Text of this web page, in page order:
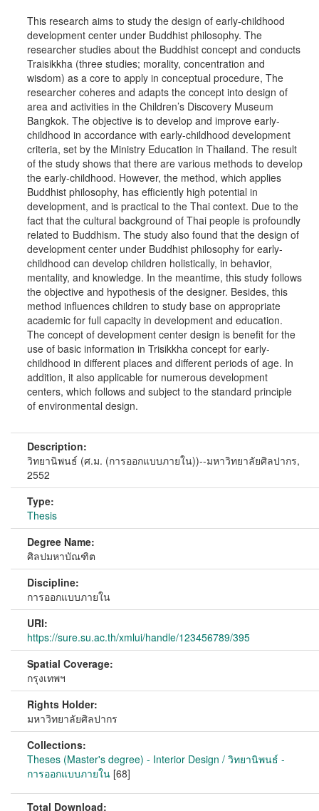
This research aims to study the design of early-childhood
development center under Buddhist philosophy. The
researcher studies about the Buddhist concept and conducts
Traisikkha (three studies; morality, concentration and
wisdom) as a core to apply in conceptual procedure, The
researcher coheres and adapts the concept into design of
area and activities in the Children’s Discovery Museum
Bangkok. The objective is to develop and improve early-
childhood in accordance with early-childhood development
criteria, set by the Ministry Education in Thailand. The result
of the study shows that there are various methods to develop
the early-childhood. However, the method, which applies
Buddhist philosophy, has efficiently high potential in
development, and is practical to the Thai context. Due to the
fact that the cultural background of Thai people is profoundly
related to Buddhism. The study also found that the design of
development center under Buddhist philosophy for early-
childhood can develop children holistically, in behavior,
mentality, and knowledge. In the meantime, this study follows
the objective and hypothesis of the designer. Besides, this
method influences children to study base on appropriate
academic for full capacity in development and education.
The concept of development center design is benefit for the
use of basic information in Trisikkha concept for early-
childhood in different places and different periods of age. In
addition, it also applicable for numerous development
centers, which follows and subject to the standard principle
of environmental design.
Description:
วิทยานิพนธ์ (ศ.ม. (การออกแบบภายใน))--มหาวิทยาลัยศิลปากร,
2552
Type:
Thesis
Degree Name:
ศิลปมหาบัณฑิต
Discipline:
การออกแบบภายใน
URI:
https://sure.su.ac.th/xmlui/handle/123456789/395
Spatial Coverage:
กรุงเทพฯ
Rights Holder:
มหาวิทยาลัยศิลปากร
Collections:
Theses (Master's degree) - Interior Design / วิทยานิพนธ์ -
การออกแบบภายใน [68]
Total Download: